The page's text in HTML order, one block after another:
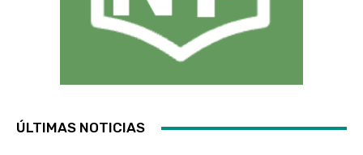
ÚLTIMAS NOTICIAS